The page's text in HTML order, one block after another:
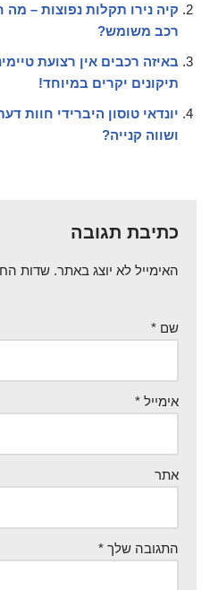
קיה נירו תקלות נפוצות – מה
רכב משומש?
באיזה רכבים אין רצועת
תיקונים יקרים במיוחד!
יונדאי טוסון היברידי חוות
ושווה קנייה?
כתיבת תגובה
האימייל לא יוצג באתר. שדות
שם *
אימייל *
אתר
התגובה שלך *